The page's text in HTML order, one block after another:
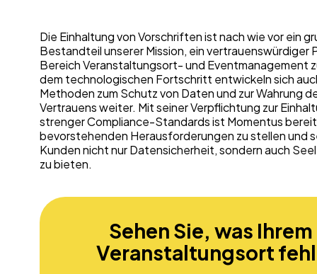
Die Einhaltung von Vorschriften ist nach wie vor ein
Bestandteil unserer Mission, ein vertrauenswürdiger
Bereich Veranstaltungsort- und Eventmanagement
dem technologischen Fortschritt entwickeln sich
Methoden zum Schutz von Daten und zur Wahrung
Vertrauens weiter. Mit seiner Verpflichtung zur
strenger Compliance-Standards ist Momentus
bevorstehenden Herausforderungen zu stellen und
Kunden nicht nur Datensicherheit, sondern auch
zu bieten.
Sehen Sie, was Ihrem
Veranstaltungsort